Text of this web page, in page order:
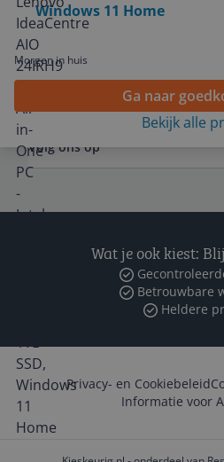
Windows 11 Home
Morgen in huis
Ga naar
Bekijk alle
Algemeen
Volg ons op
Wat je ook kiest:
Betrouwbare
Heldere
Privacy- en Cookiebeleid
Informatie voor